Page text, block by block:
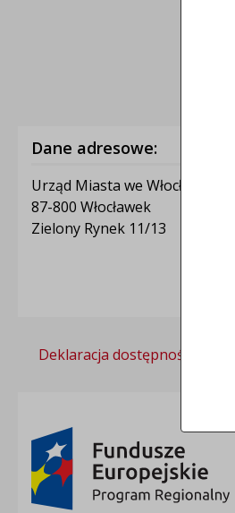
Dane adresowe:
Urząd Miasta we Włocławku
87-800 Włocławek
Zielony Rynek 11/13
Deklaracja dostępności